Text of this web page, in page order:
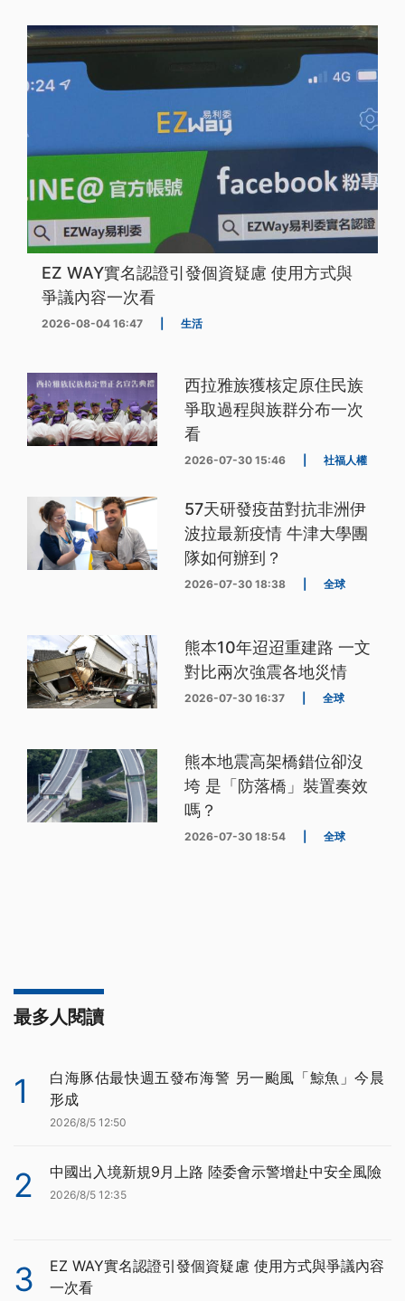
EZ WAY實名認證引發個資疑慮 使用方式與
爭議內容一次看
2026-08-04 16:47 生活
西拉雅族獲核定原住民族
爭取過程與族群分布一次
看
2026-07-30 15:46 社福人權
57天研發疫苗對抗非洲伊
波拉最新疫情 牛津大學團
隊如何辦到？
2026-07-30 18:38 全球
熊本10年迢迢重建路 一文
對比兩次強震各地災情
2026-07-30 16:37 全球
熊本地震高架橋錯位卻沒
垮 是「防落橋」裝置奏效
嗎？
2026-07-30 18:54 全球
最多人閱讀
1
白海豚估最快週五發布海警 另一颱風「鯨魚」今晨
形成
2026/8/5 12:50
2 中國出入境新規9月上路 陸委會示警增赴中安全風險
2026/8/5 12:35
3
EZ WAY實名認證引發個資疑慮 使用方式與爭議內容
一次看